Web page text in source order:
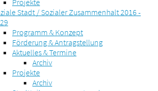
Projekte
Stadt / Sozialer Zusammenhalt 2016 -
Programm & Konzept
Förderung & Antragstellung
Aktuelles & Termine
Archiv
Projekte
Archiv